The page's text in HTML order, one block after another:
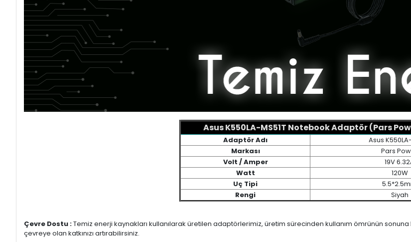
Asus K550LA-MS51T Notebook Adaptör (Pars
Adaptör Adı
Asus
Markası
Pars
Volt / Amper
19V
Watt
120W
Uç Tipi
Rengi
Siyah
Çevre Dostu :Temiz enerji kaynakları kullanılarak üretilen adaptörlerimiz, üretim sürecinden kullanım ömrünün
çevreye olan katkınızı artırabilirsiniz.